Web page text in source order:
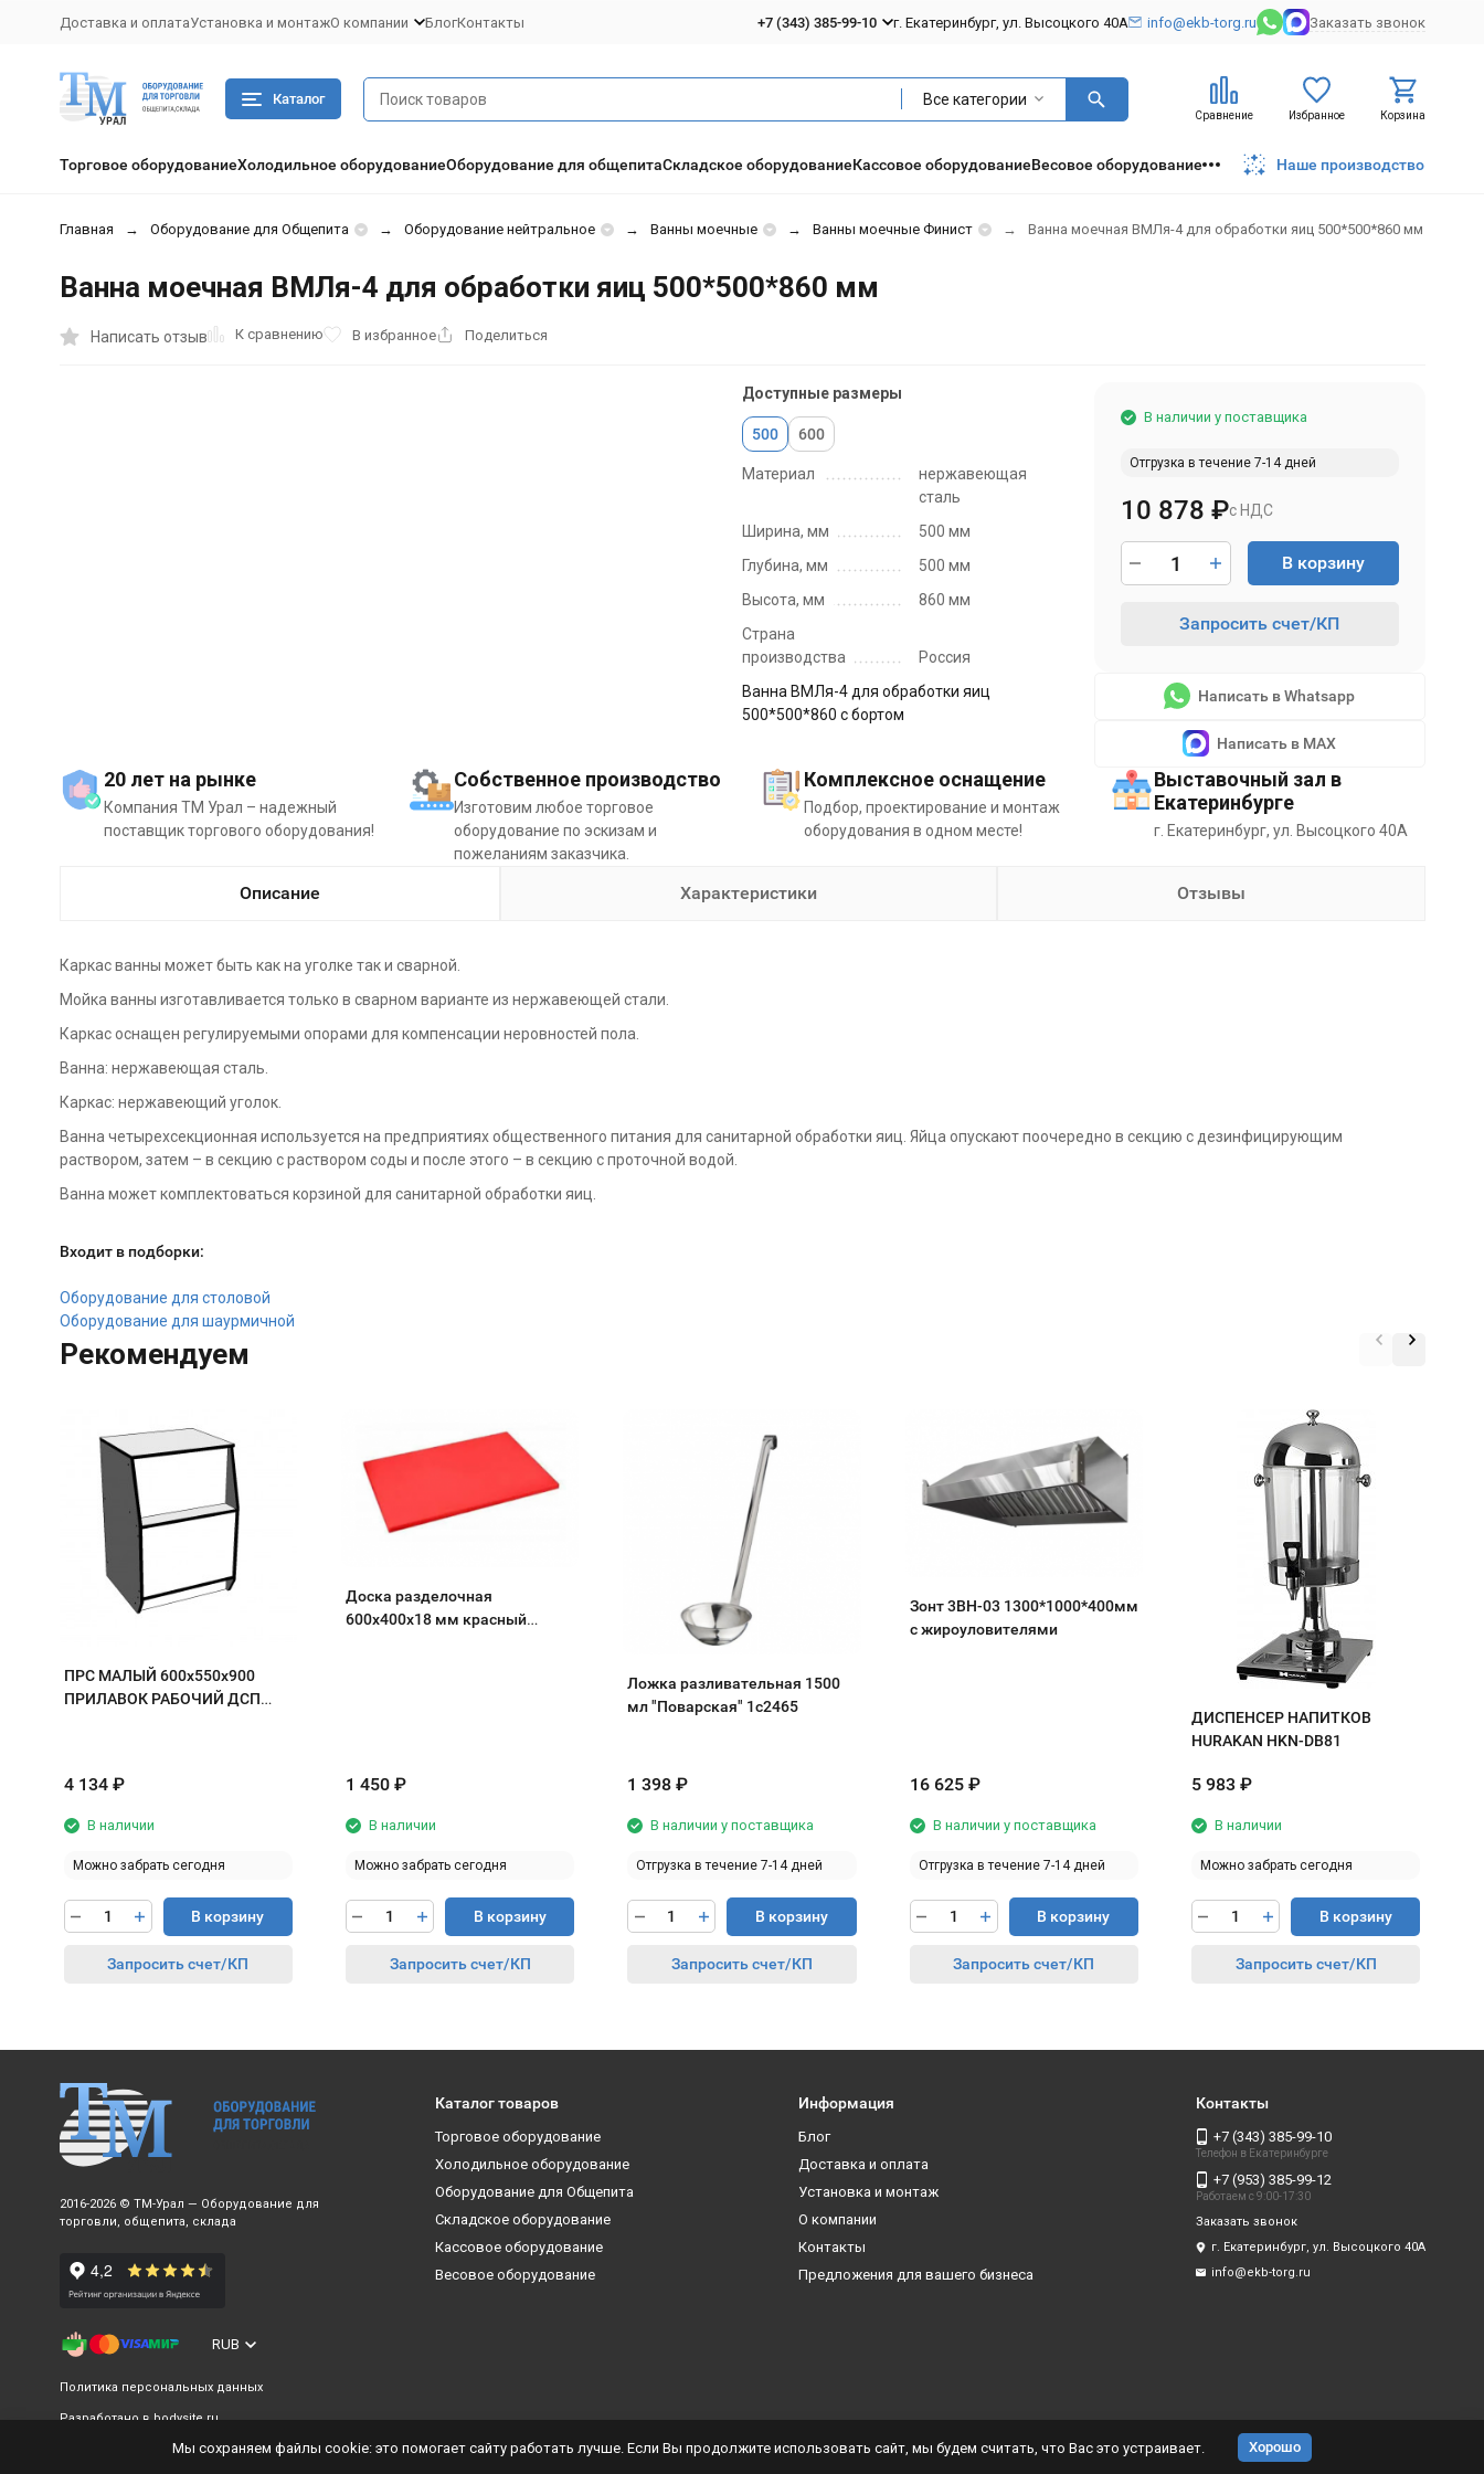
Доставка и оплатаУстановка и монтажО компании БлогКонтакты +7 (343) 385-99-10 г. Екатеринбург, ул. Высоцкого 40А info@ekb-torg.ru Заказать звонок
Каталог Все категории
Сравнение Избранное Корзина
Торговое оборудованиеХолодильное оборудованиеОборудование для общепитаСкладское оборудованиеКассовое оборудованиеВесовое оборудование Наше производство
Главная Оборудование для Общепита Оборудование нейтральное Ванны моечные Ванны моечные Финист Ванна моечная ВМЛя-4 для обработки яиц 500*500*860 мм
Ванна моечная ВМЛя-4 для обработки яиц 500*500*860 мм
Написать отзыв К сравнению В избранное Поделиться
Ванна ВМЛя-4 для обработки яиц
500*500*860 с бортом
Материал
нержавеющая
сталь
Ширина, мм
500 мм
Глубина, мм
500 мм
Высота, мм
860 мм
Страна
производства
Россия
Доступные размеры
500 600
В наличии у поставщика
Отгрузка в течение 7-14 дней
с НДС
10 878 ₽
В корзину
Запросить счет/КП
Написать в Whatsapp
Написать в MAX
20 лет на рынке
Компания ТМ Урал – надежный
поставщик торгового оборудования!
Собственное производство
Изготовим любое торговое
оборудование по эскизам и
пожеланиям заказчика.
Комплексное оснащение
Подбор, проектирование и монтаж
оборудования в одном месте!
Выставочный зал в
Екатеринбурге
г. Екатеринбург, ул. Высоцкого 40А
Описание Характеристики Отзывы
Каркас ванны может быть как на уголке так и сварной.
Мойка ванны изготавливается только в сварном варианте из нержавеющей стали.
Каркас оснащен регулируемыми опорами для компенсации неровностей пола.
Ванна: нержавеющая сталь.
Каркас: нержавеющий уголок.
Ванна четырехсекционная используется на предприятиях общественного питания для санитарной обработки яиц. Яйца опускают поочередно в секцию с дезинфицирующим
раствором, затем – в секцию с раствором соды и после этого – в секцию с проточной водой.
Ванна может комплектоваться корзиной для санитарной обработки яиц.
Входит в подборки:
Оборудование для столовой
Оборудование для шаурмичной
Рекомендуем
ПРС МАЛЫЙ 600х550х900
ПРИЛАВОК РАБОЧИЙ ДСП
4 134 ₽
В наличии
Можно забрать сегодня
В корзину
Запросить счет/КП
Доска разделочная
600х400х18 мм красный
1 450 ₽
В наличии
Можно забрать сегодня
В корзину
Запросить счет/КП
Ложка разливательная 1500
мл "Поварская" 1с2465
1 398 ₽
В наличии у поставщика
Отгрузка в течение 7-14 дней
В корзину
Запросить счет/КП
Зонт 3ВН-03 1300*1000*400мм
с жироуловителями
16 625 ₽
В наличии у поставщика
Отгрузка в течение 7-14 дней
В корзину
Запросить счет/КП
ДИСПЕНСЕР НАПИТКОВ
HURAKAN HKN-DB81
5 983 ₽
В наличии
Можно забрать сегодня
В корзину
Запросить счет/КП
2016-2026 © ТМ-Урал — Оборудование для
торговли, общепита, склада
RUB
Политика персональных данных
Разработано в bodysite.ru
Каталог товаров
Торговое оборудование
Холодильное оборудование
Оборудование для Общепита
Складское оборудование
Кассовое оборудование
Весовое оборудование
Информация
Блог
Доставка и оплата
Установка и монтаж
О компании
Контакты
Предложения для вашего бизнеса
Контакты
+7 (343) 385-99-10
Телефон в Екатеринбурге
+7 (953) 385-99-12
Работаем с 9:00-17:30
Заказать звонок
г. Екатеринбург, ул. Высоцкого 40А
info@ekb-torg.ru
Мы сохраняем файлы cookie: это помогает сайту работать лучше. Если Вы продолжите использовать сайт, мы будем считать, что Вас это устраивает. Хорошо